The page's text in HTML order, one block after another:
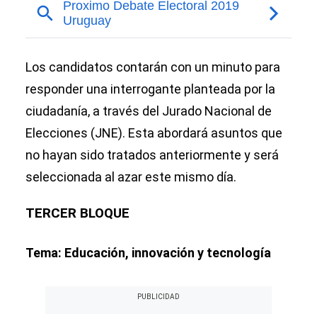
Los candidatos contarán con un minuto para
responder una interrogante planteada por la
ciudadanía, a través del Jurado Nacional de
Elecciones (JNE). Esta abordará asuntos que
no hayan sido tratados anteriormente y será
seleccionada al azar este mismo día.
TERCER BLOQUE
Tema: Educación, innovación y tecnología